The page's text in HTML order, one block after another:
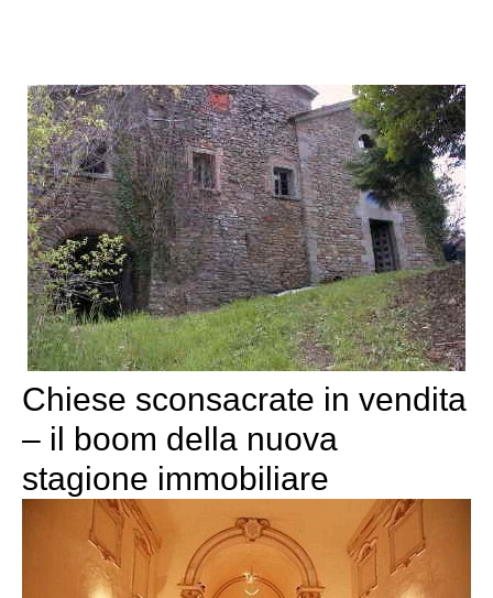
Chiese sconsacrate in vendita
– il boom della nuova
stagione immobiliare